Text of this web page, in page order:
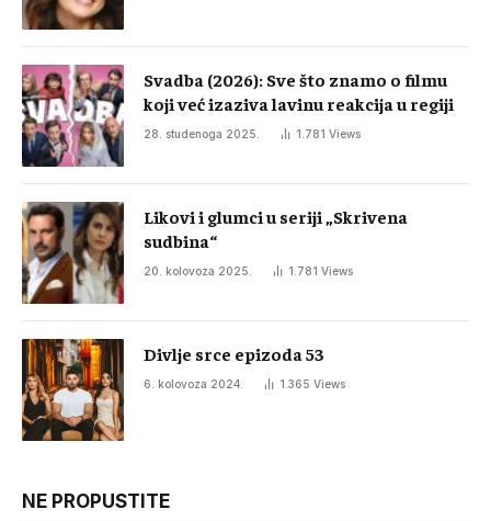
Svadba (2026): Sve što znamo o filmu
koji već izaziva lavinu reakcija u regiji
28. studenoga 2025. 1.781 Views
Likovi i glumci u seriji „Skrivena
sudbina“
20. kolovoza 2025. 1.781 Views
Divlje srce epizoda 53
6. kolovoza 2024. 1.365 Views
NE PROPUSTITE